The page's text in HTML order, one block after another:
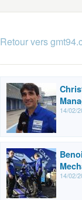
Retour vers
14/02/
14/02/